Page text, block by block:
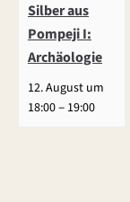
Silber aus
Pompeji I:
Archäologie
12. August um
18:00– 19:00